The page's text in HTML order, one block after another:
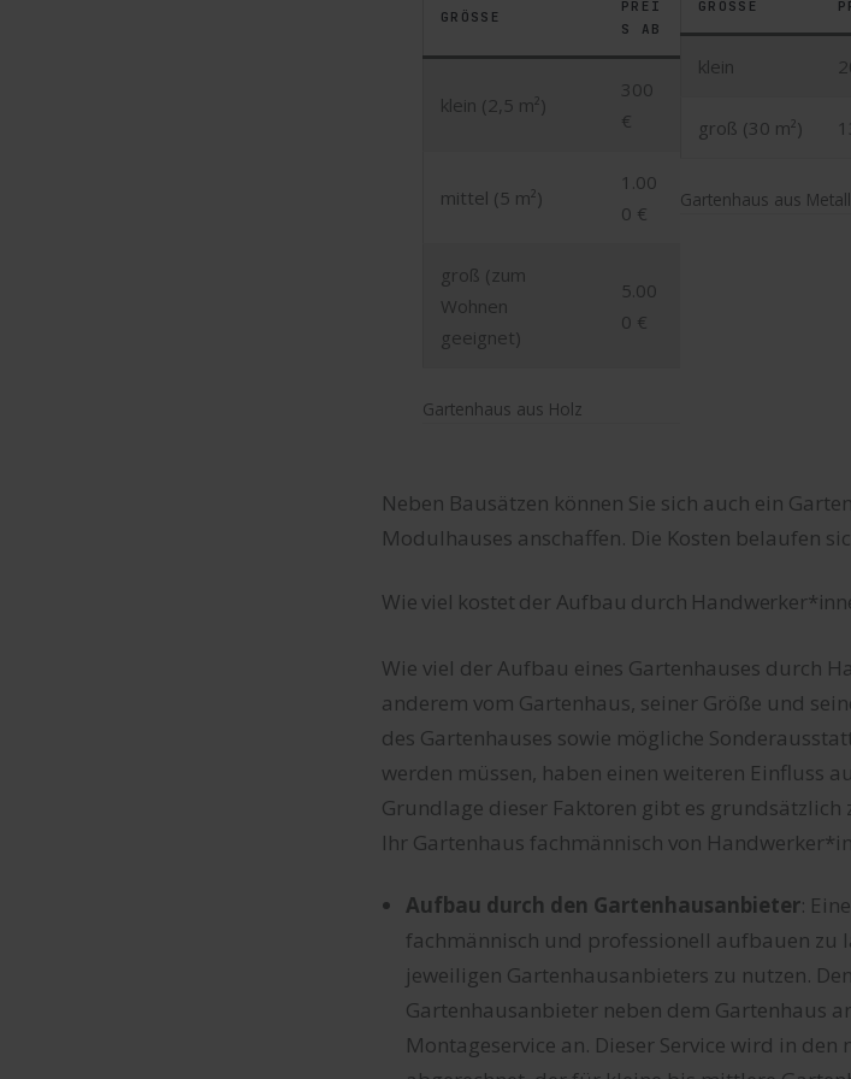
GRÖSSE
PREI
S AB
klein (2,5 m²)
300
€
mittel (5 m²)
1.00
0 €
groß (zum
Wohnen
geeignet)
5.00
0 €
Gartenhaus aus Holz
GRÖSSE
klein
groß (30 m²)
Gartenhaus aus Metall
Neben Bausätzen können Sie sich auch ein
Modulhauses anschaffen. Die Kosten belaufen
Wie viel kostet der Aufbau durch
Wie viel der Aufbau eines Gartenhauses durch
anderem vom Gartenhaus, seiner Größe und
des Gartenhauses sowie mögliche
werden müssen, haben einen weiteren Einfluss
Grundlage dieser Faktoren gibt es grundsätzlich
Ihr Gartenhaus fachmännisch von
Aufbau durch den Gartenhausanbieter:
fachmännisch und professionell aufbauen zu
jeweiligen Gartenhausanbieters zu nutzen.
Gartenhausanbieter neben dem Gartenhaus
Montageservice an. Dieser Service wird in